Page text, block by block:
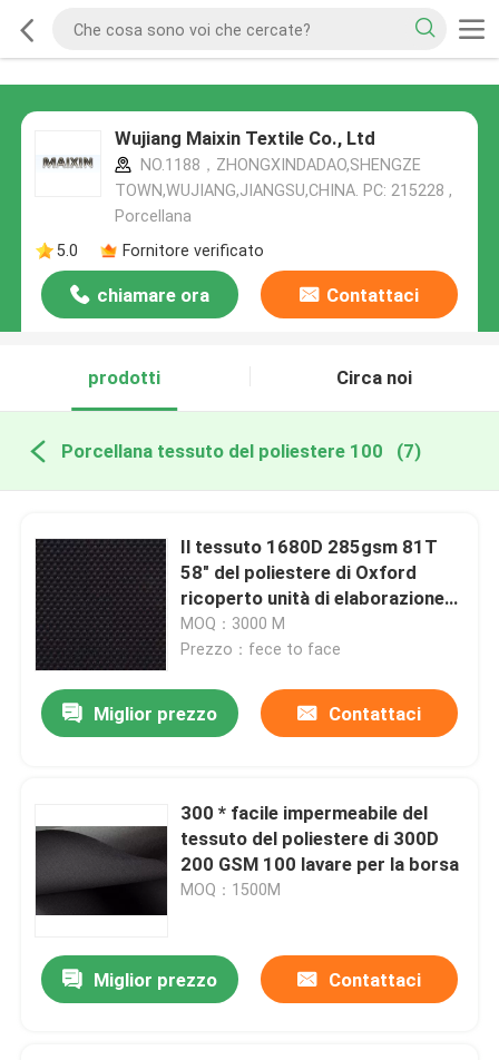
Wujiang Maixin Textile Co., Ltd
NO.1188，ZHONGXINDADAO,SHENGZE
TOWN,WUJIANG,JIANGSU,CHINA. PC: 215228 ,
Porcellana
5.0
Fornitore verificato
chiamare ora Contattaci
prodotti Circa noi
Porcellana tessuto del poliestere 100 (7)
Il tessuto 1680D 285gsm 81T
58" del poliestere di Oxford
ricoperto unità di elaborazione
100 ha personalizzato il colore
MOQ：3000 M
Prezzo：fece to face
Miglior prezzo Contattaci
300 * facile impermeabile del
tessuto del poliestere di 300D
200 GSM 100 lavare per la borsa
MOQ：1500M
Miglior prezzo Contattaci